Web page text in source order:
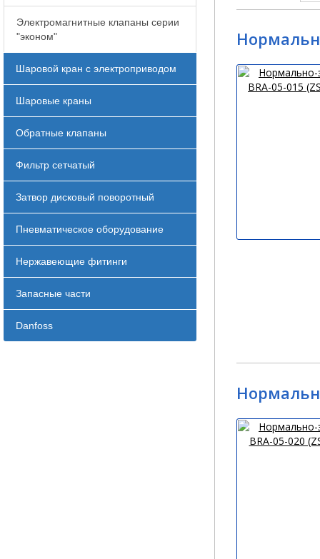
Электромагнитные клапаны серии
"эконом"
Шаровой кран с электроприводом
Шаровые краны
Обратные клапаны
Фильтр сетчатый
Затвор дисковый поворотный
Пневматическое оборудование
Нержавеющие фитинги
Запасные части
Danfoss